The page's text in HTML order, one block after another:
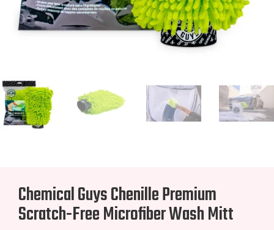
Chemical Guys Chenille Premium
Scratch-Free Microfiber Wash Mitt